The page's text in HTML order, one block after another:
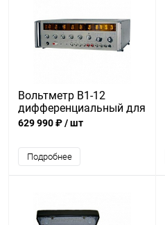
Вольтметр В1-12
дифференциальный для
поверки вольтметров
629 990 ₽/ шт
Подробнее